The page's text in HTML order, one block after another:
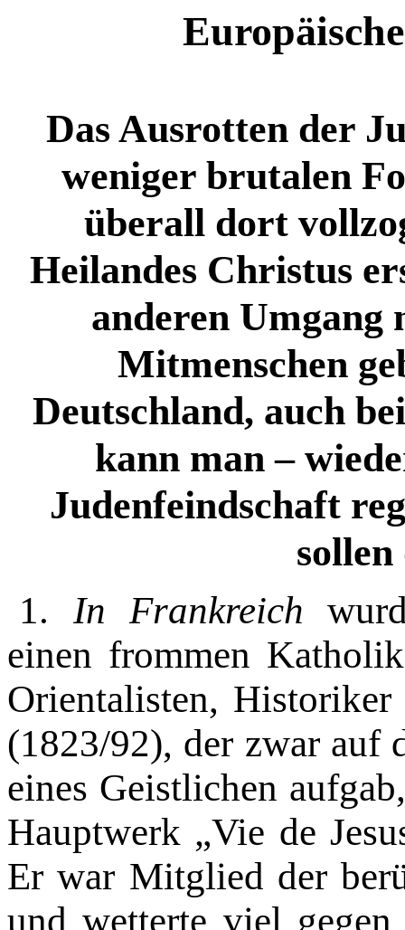
Das Ausrotten der
weniger brutalen
überall dort
Heilandes Christus
anderen Umgang
Mitmenschen
Deutschland, auch
kann man –
Judenfeindschaft
sollen
1. In Frankreich
einen from­men
Orientalisten,
(1823/92), der zwar auf
eines Geistlichen
Hauptwerk „Vie de
Er war Mitglied der
und wetterte viel